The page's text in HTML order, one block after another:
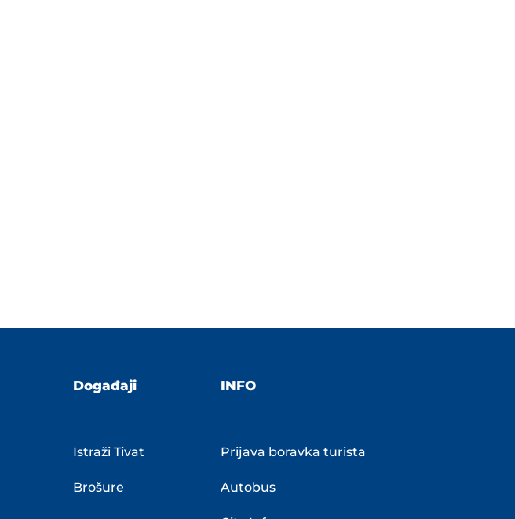
Događaji
Istraži Tivat
Brošure
INFO
Prijava boravka turista
Autobus